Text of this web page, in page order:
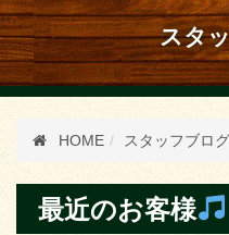
スタ
HOME スタッフブログ
最近のお客様